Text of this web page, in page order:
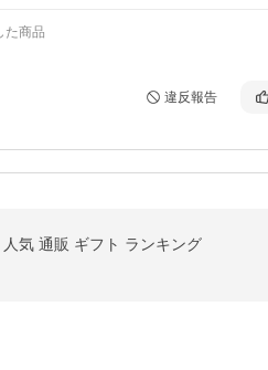
た商品
違反報告
気 通販 ギフト ランキング